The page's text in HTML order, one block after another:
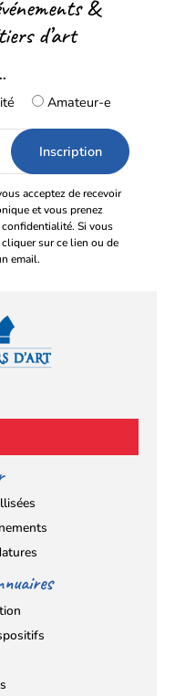
&
d’art
Amateur-e
acceptez de recevoir
et vous prenez
Si vous
sur ce lien ou de
email.